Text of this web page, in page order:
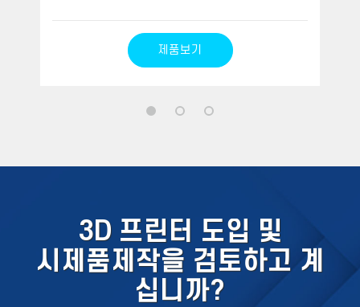
제품보기
3D 프린터 도입 및
시제품제작을 검토하고 계
십니까?